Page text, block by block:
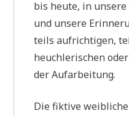
bis heute, in
und unsere
teils aufrichtigen,
heuchlerischen
der Aufarbeitung.
Die fiktive